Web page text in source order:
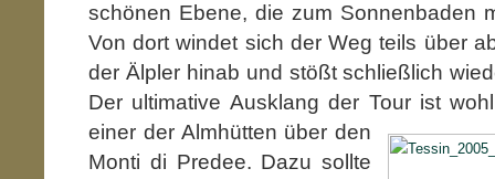
schönen Ebene, die zum Sonnenbaden
Von dort windet sich der Weg teils über
der Älpler hinab und stößt schließlich
Der ultimative Ausklang der Tour ist
einer der Almhütten über den
Monti di Predee. Dazu sollte